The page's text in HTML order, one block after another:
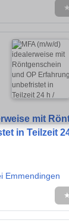
★
mit
in Teilzeit
Emmendingen
★